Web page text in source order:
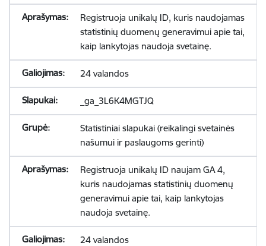
Registruoja unikalų ID, kuris naudojamas
statistinių duomenų generavimui apie tai,
kaip lankytojas naudoja svetainę.
24 valandos
_ga_3L6K4MGTJQ
Statistiniai slapukai (reikalingi svetainės
našumui ir paslaugoms gerinti)
Registruoja unikalų ID naujam GA 4,
kuris naudojamas statistinių duomenų
generavimui apie tai, kaip lankytojas
naudoja svetainę.
24 valandos